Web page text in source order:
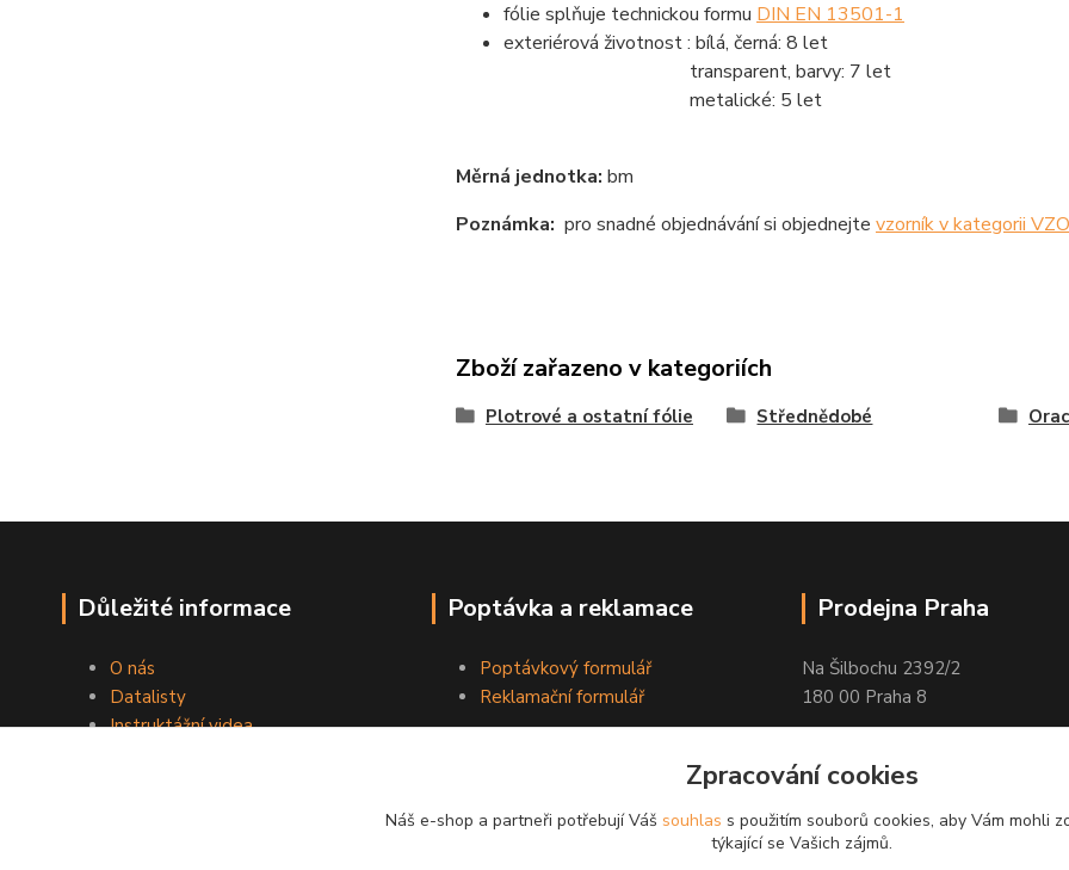
fólie splňuje technickou formu DIN EN 13501-1
exteriérová životnost : bílá, černá: 8 let
transparent, barvy: 7 let
metalické: 5 let
Měrná jednotka: bm
Poznámka: pro snadné objednávání si objednejte vzorník v kategorii
Zboží zařazeno v kategoriích
Plotrové a ostatní fólie Střednědobé
Důležité informace
O nás
Datalisty
Instruktážní videa
Poptávka a reklamace
Poptávkový formulář
Reklamační formulář
Prodejna Praha
Na Šilbochu 2392/2
180 00 Praha 8
Odkaz na Google mapu
Zpracování cookies
Náš e-shop a partneři potřebují Váš souhlas s použitím souborů cookies, aby Vám mohli
týkající se Vašich zájmů.